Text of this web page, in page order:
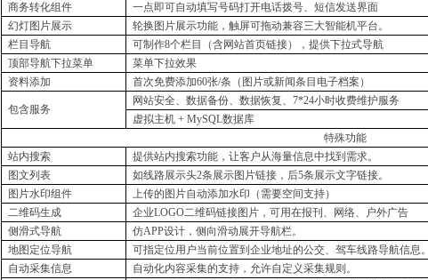
商务转化组件
一点即可自动填写号码打开电话拨号、短信发送界面
幻灯图片展示
轮换图片展示功能，触屏可拖动兼容三大智能机平台。
栏目导航
可制作8个栏目（含网站首页链接），提供下拉式导航
顶部导航下拉菜单
菜单下拉效果
资料添加
首次免费添加60张/条（图片或新闻条目电子档案）
包含服务
网站安全、数据备份、数据恢复、7*24小时收费维护服务
虚拟主机 + MySQL数据库
特殊功能
站内搜索
提供站内搜索功能，让客户从海量信息中找到需求。
图文列表
如线路展示头2条展示图片链接，后5条展示文字链接。
图片水印组件
上传的图片自动添加水印（需要空间支持）
二维码生成
企业LOGO二维码链接图片，可用在报刊、网络、户外广告
侧滑式导航
仿APP设计，侧向滑动展开导航栏。
地图定位导航
可指定位用户当前位置到企业地址的公交、驾车线路导航信息。
自动采集信息
自动化内容采集的支持，允许自定义采集规则。